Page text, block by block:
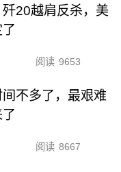
20越肩反杀，美
阅读 9653
不多了，最艰难
阅读 8667